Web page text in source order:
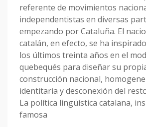
referente de movimientos
independentistas en diversas
empezando por Cataluña. El
catalán, en efecto, se ha
los últimos treinta años en el
quebequés para diseñar su
construcción nacional,
identitaria y desconexión del
La política lingüística catalana,
famosa